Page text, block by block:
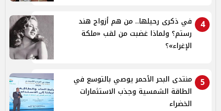
4
في ذكرى رحيلها.. من هم أزواج هند
رستم؟ ولماذا غضبت من لقب «ملكة
الإغراء»؟
5
منتدى البحر الأحمر يوصي بالتوسع في
الطاقة الشمسية وجذب الاستثمارات
الخضراء